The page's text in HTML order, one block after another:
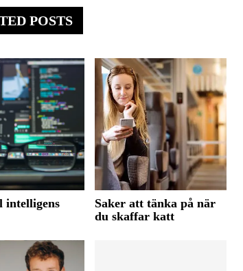
POSTS
intelligens
Saker att tänka på när
du skaffar katt